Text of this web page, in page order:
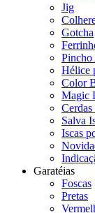
Jig
Gotcha
Pincho
Hélice
Color
Magic
Salva
Iscas
Garatéias
Foscas
Pretas